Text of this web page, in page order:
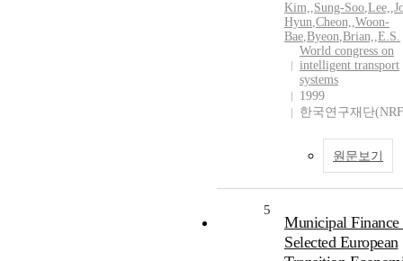
Kim,,Sung-Soo,Lee,,
Hyun,Cheon,,Woon-
Bae,Byeon,Brian,,E.S.
World congress on
intelligent transport
systems
1999
한국연구재단
원문보기
5
Municipal Finance
Selected European